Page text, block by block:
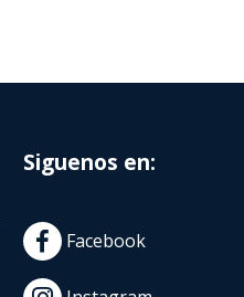
Siguenos en:
Facebook